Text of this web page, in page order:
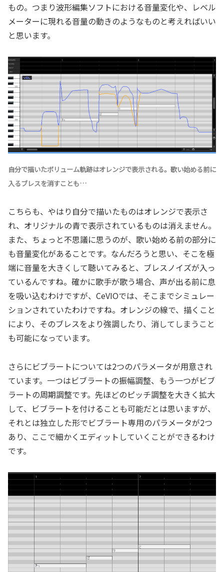
もの。つまり波形編集ソフトにおける音量変化や、レベル
メーターに現れる音量の動きのようなものと考えればいい
と思います。
自分で描いたボリューム軌跡はオレンジで表示される。歌い始める前に
入るブレスを消すことも…
こちらも、やはり自分で描いたものはオレンジで表示さ
れ、オリジナルの青で表示されているものは消えません。
また、ちょっと不思議に思うのが、歌い始める前の部分に
も音量変化があることです。なんだろうと思い、そこを極
端に音量を大きくして聴いてみると、ブレスノイズが入っ
ているんですね。確かに歌手が歌う場合、声が出る前に息
を吸い込むわけですが、CeVIOでは、そこまでシミュレー
ションされていたわけですね。オレンジの線で、描くこと
により、そのブレスをより強調したり、消してしまうこと
も可能になっています。
さらにビブラートについては2つのパラメータが用意され
ています。一つはビブラートの振幅調整、もう一つがビブ
ラートの周期調整です。先ほどのピッチ調整を大きく拡大
して、ビブラートを付けることも可能だとは思いますが、
それとは独立した形でビブラート専用のパラメータが2つ
あり、ここで細かくエディットしていくことができるわけ
です。